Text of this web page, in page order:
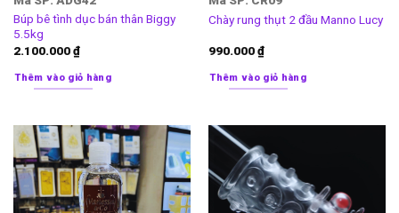
Búp bê tình dục bán thân Biggy
5.5kg
2.100.000₫
Thêm vào giỏ hàng
Chày rung thụt 2 đầu Manno Lucy
990.000₫
Thêm vào giỏ hàng